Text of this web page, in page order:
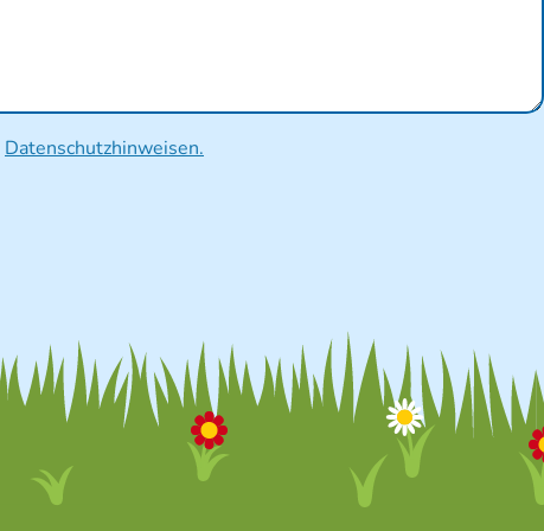
Datenschutzhinweisen.